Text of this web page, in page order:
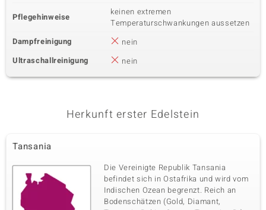
Pflegehinweise
keinen extremen
Temperaturschwankungen aussetzen
Dampfreinigung
nein
Ultraschallreinigung
nein
Herkunft erster Edelstein
Tansania
Die Vereinigte Republik Tansania
befindet sich in Ostafrika und wird vom
Indischen Ozean begrenzt. Reich an
Bodenschätzen (Gold, Diamant,